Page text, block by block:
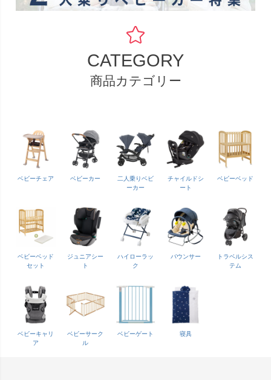
CATEGORY
商品カテゴリー
ベビーチェア ベビーカー
二人乗りベビ
ーカー
チャイルドシ
ート
ベビーベッド
ベビーベッド
セット
ジュニアシー
ト
ハイローラッ
ク
バウンサー
トラベルシス
テム
ベビーキャリ
ア
ベビーサーク
ル
ベビーゲート 寝具